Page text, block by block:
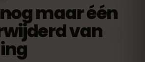
maar één
van